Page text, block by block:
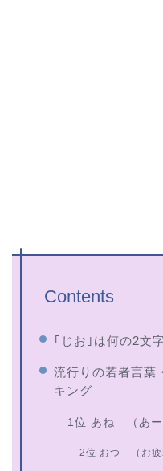
Contents
｢じお｣は何の2文
流行りの若者言葉
キング
1位 あね （あー
2位 おつ （お疲